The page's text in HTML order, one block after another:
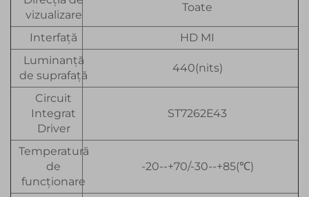
vizualizare
Toate
Interfață
HD MI
Luminanță
de suprafață
440(nits)
Circuit
Integrat
Driver
ST7262E43
Temperatură
de
funcționare
-20--+70/-30--+85(℃)